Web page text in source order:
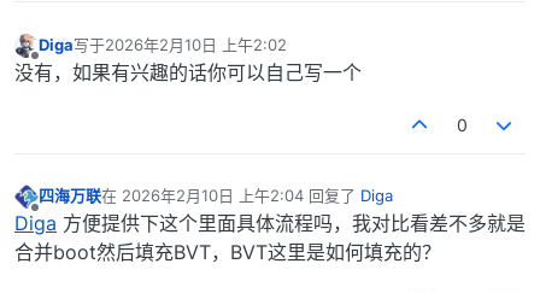
离线
Diga写于2026年2月10日 上午2:02
最后由 编辑
没有，如果有兴趣的话你可以自己写一个
0
离线
四海万联在 2026年2月10日 上午2:04 回复了 Diga
最后由 编辑
Diga 方便提供下这个里面具体流程吗，我对比看差不多就是
合并boot然后填充BVT，BVT这里是如何填充的？